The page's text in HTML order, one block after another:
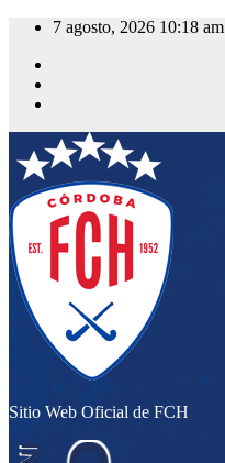
Saltar
contenido
7 agosto, 2026 10:18 am
Sitio Web Oficial de FCH